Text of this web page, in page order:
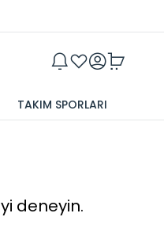
TAKIM SPORLARI
deneyin.